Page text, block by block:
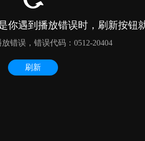
你遇到播放错误时，刷新按钮
错误，错误代码：0512-20404
刷新